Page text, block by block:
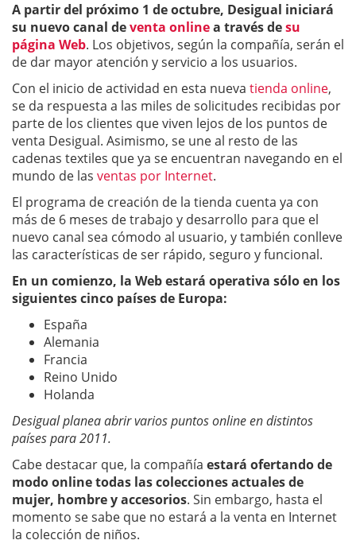
A partir del próximo 1 de octubre, Desigual iniciará
su nuevo canal deventa onlinea través desu
página Web. Los objetivos, según la compañía, serán el
de dar mayor atención y servicio a los usuarios.
Con el inicio de actividad en esta nueva tienda online,
se da respuesta a las miles de solicitudes recibidas por
parte de los clientes que viven lejos de los puntos de
venta Desigual. Asimismo, se une al resto de las
cadenas textiles que ya se encuentran navegando en el
mundo de las ventas por Internet.
El programa de creación de la tienda cuenta ya con
más de 6 meses de trabajo y desarrollo para que el
nuevo canal sea cómodo al usuario, y también conlleve
las características de ser rápido, seguro y funcional.
En un comienzo, la Web estará operativa sólo en los
siguientes cinco países de Europa:
España
Alemania
Francia
Reino Unido
Holanda
Desigual planea abrir varios puntos online en distintos
países para 2011.
Cabe destacar que, la compañía estará ofertando de
modo online todas las colecciones actuales de
mujer, hombre y accesorios. Sin embargo, hasta el
momento se sabe que no estará a la venta en Internet
la colección de niños.